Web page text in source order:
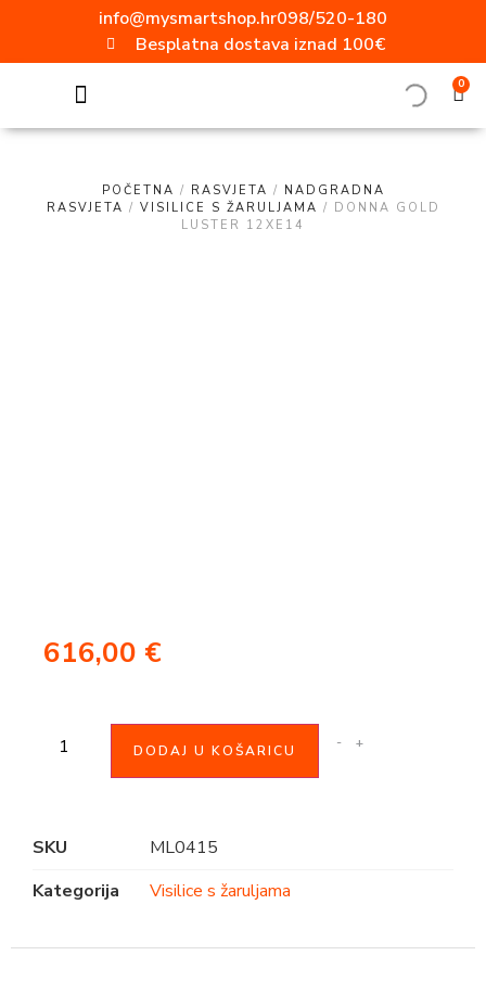
info@mysmartshop.hr098/520-180
Besplatna dostava iznad 100€
0
POČETNA / RASVJETA / NADGRADNA
RASVJETA / VISILICE S ŽARULJAMA / DONNA GOLD
LUSTER 12XE14
616,00 €
- +
DODAJ U KOŠARICU
SKU
ML0415
Kategorija
Visilice s žaruljama